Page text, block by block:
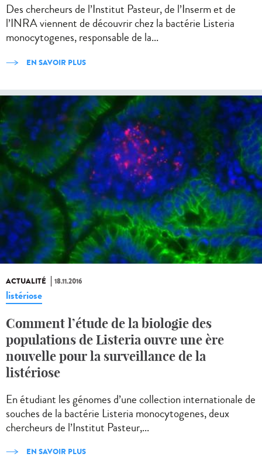
Des chercheurs de l’Institut Pasteur, de l’Inserm et de
l’INRA viennent de découvrir chez la bactérie Listeria
monocytogenes, responsable de la...
EN SAVOIR PLUS
ACTUALITÉ 18.11.2016
listériose
Comment l’étude de la biologie des
populations de Listeria ouvre une ère
nouvelle pour la surveillance de la
listériose
En étudiant les génomes d’une collection internationale de
souches de la bactérie Listeria monocytogenes, deux
chercheurs de l’Institut Pasteur,...
EN SAVOIR PLUS